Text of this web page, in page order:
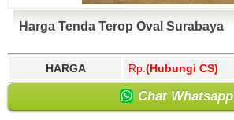
Harga Tenda Terop Oval Surabaya
HARGA Rp. (Hubungi CS)
Chat Whatsapp